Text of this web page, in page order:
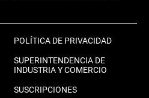
POLÍTICA DE PRIVACIDAD
SUPERINTENDENCIA DE
INDUSTRIA Y COMERCIO
SUSCRIPCIONES